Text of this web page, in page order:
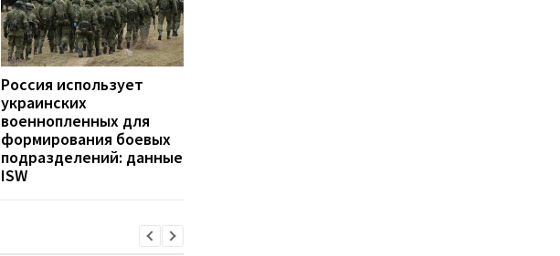
Россия использует
украинских
военнопленных для
формирования боевых
подразделений: данные
ISW